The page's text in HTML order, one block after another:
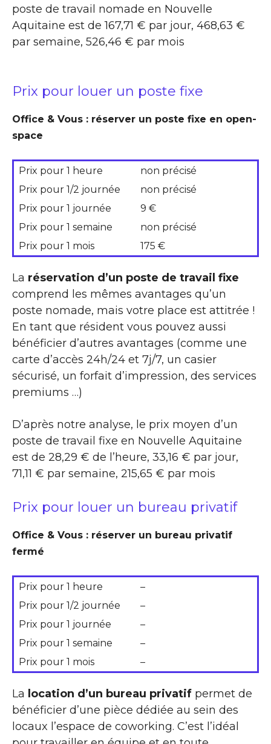
poste de travail nomade en Nouvelle
Aquitaine est de 167,71 € par jour, 468,63 €
par semaine, 526,46 € par mois
Prix pour louer un poste fixe
Office & Vous : réserver un poste fixe en open-
space
Prix pour 1 heure
non précisé
Prix pour 1/2 journée
non précisé
Prix pour 1 journée
9 €
Prix pour 1 semaine
non précisé
Prix pour 1 mois
175 €
La réservation d’un poste de travail fixe
comprend les mêmes avantages qu’un
poste nomade, mais votre place est attitrée !
En tant que résident vous pouvez aussi
bénéficier d’autres avantages (comme une
carte d’accès 24h/24 et 7j/7, un casier
sécurisé, un forfait d’impression, des services
premiums …)
D’après notre analyse, le prix moyen d’un
poste de travail fixe en Nouvelle Aquitaine
est de 28,29 € de l’heure, 33,16 € par jour,
71,11 € par semaine, 215,65 € par mois
Prix pour louer un bureau privatif
Office & Vous : réserver un bureau privatif
fermé
Prix pour 1 heure
–
Prix pour 1/2 journée
–
Prix pour 1 journée
–
Prix pour 1 semaine
–
Prix pour 1 mois
–
La location d’un bureau privatif permet de
bénéficier d’une pièce dédiée au sein des
locaux l’espace de coworking. C’est l’idéal